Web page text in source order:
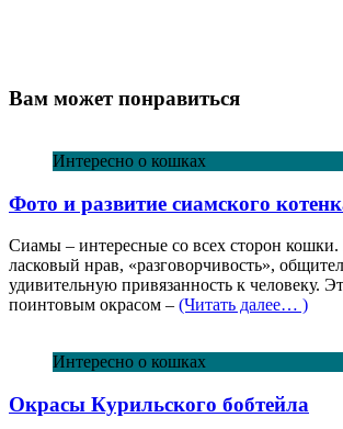
Вам может понравиться
Интересно о кошках
Фото и развитие сиамского
Сиамы – интересные со всех сторон кошки.
ласковый нрав, «разговорчивость»,
удивительную привязанность к человеку.
поинтовым окрасом – (Читать далее… )
Интересно о кошках
Окрасы Курильского бобтейла